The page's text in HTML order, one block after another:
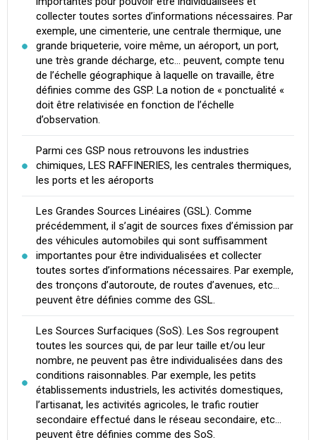
collecter toutes sortes d’informations nécessaires. Par
exemple, une cimenterie, une centrale thermique, une
grande briqueterie, voire même, un aéroport, un port,
une très grande décharge, etc… peuvent, compte tenu
de l’échelle géographique à laquelle on travaille, être
définies comme des GSP. La notion de « ponctualité «
doit être relativisée en fonction de l’échelle
d’observation.
Parmi ces GSP nous retrouvons les industries
chimiques, LES RAFFINERIES, les centrales thermiques,
les ports et les aéroports
Les Grandes Sources Linéaires (GSL). Comme
précédemment, il s’agit de sources fixes d’émission par
des véhicules automobiles qui sont suffisamment
importantes pour être individualisées et collecter
toutes sortes d’informations nécessaires. Par exemple,
des tronçons d’autoroute, de routes d’avenues, etc…
peuvent être définies comme des GSL.
Les Sources Surfaciques (SoS). Les Sos regroupent
toutes les sources qui, de par leur taille et/ou leur
nombre, ne peuvent pas être individualisées dans des
conditions raisonnables. Par exemple, les petits
établissements industriels, les activités domestiques,
l’artisanat, les activités agricoles, le trafic routier
secondaire effectué dans le réseau secondaire, etc…
peuvent être définies comme des SoS.